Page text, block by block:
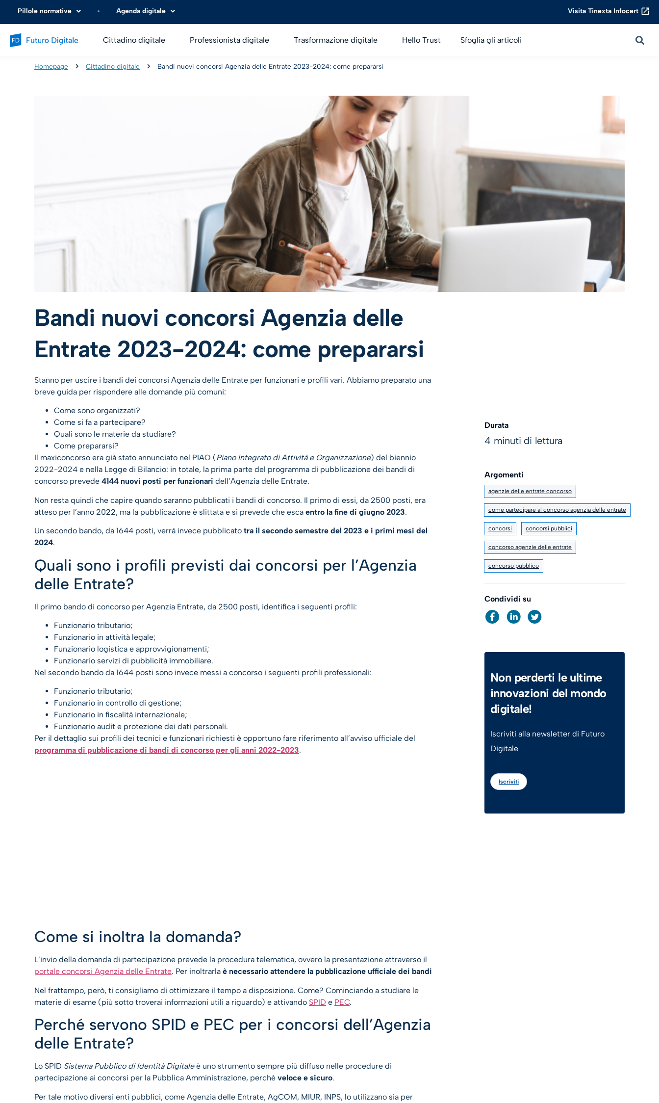
Pillole normative Agenda digitale Visita Tinexta Infocert
Cittadino digitale Professionista digitale Trasformazione digitale Hello Trust Sfoglia gli articoli
Homepage Cittadino digitale Bandi nuovi concorsi Agenzia delle Entrate 2023-2024: come prepararsi
Bandi nuovi concorsi Agenzia delle
Entrate 2023-2024: come prepararsi
Stanno per uscire i bandi dei concorsi Agenzia delle Entrate per funzionari e profili vari. Abbiamo preparato una
breve guida per rispondere alle domande più comuni:
Come sono organizzati?
Come si fa a partecipare?
Quali sono le materie da studiare?
Come prepararsi?
Il maxiconcorso era già stato annunciato nel PIAO (Piano Integrato di Attività e Organizzazione) del biennio
2022-2024 e nella Legge di Bilancio: in totale, la prima parte del programma di pubblicazione dei bandi di
concorso prevede 4144 nuovi posti per funzionari dell’Agenzia delle Entrate.
Non resta quindi che capire quando saranno pubblicati i bandi di concorso. Il primo di essi, da 2500 posti, era
atteso per l’anno 2022, ma la pubblicazione è slittata e si prevede che esca entro la fine di giugno 2023.
Un secondo bando, da 1644 posti, verrà invece pubblicato tra il secondo semestre del 2023 e i primi mesi del
2024.
Quali sono i profili previsti dai concorsi per l’Agenzia
delle Entrate?
Il primo bando di concorso per Agenzia Entrate, da 2500 posti, identifica i seguenti profili:
Funzionario tributario;
Funzionario in attività legale;
Funzionario logistica e approvvigionamenti;
Funzionario servizi di pubblicità immobiliare.
Nel secondo bando da 1644 posti sono invece messi a concorso i seguenti profili professionali:
Funzionario tributario;
Funzionario in controllo di gestione;
Funzionario in fiscalità internazionale;
Funzionario audit e protezione dei dati personali.
Per il dettaglio sui profili dei tecnici e funzionari richiesti è opportuno fare riferimento all’avviso ufficiale del
programma di pubblicazione di bandi di concorso per gli anni 2022-2023.
Come si inoltra la domanda?
L’invio della domanda di partecipazione prevede la procedura telematica, ovvero la presentazione attraverso il
portale concorsi Agenzia delle Entrate. Per inoltrarla è necessario attendere la pubblicazione ufficiale dei bandi
Nel frattempo, però, ti consigliamo di ottimizzare il tempo a disposizione. Come? Cominciando a studiare le
materie di esame (più sotto troverai informazioni utili a riguardo) e attivando SPID e PEC.
Perché servono SPID e PEC per i concorsi dell’Agenzia
delle Entrate?
Lo SPID Sistema Pubblico di Identità Digitaleè uno strumento sempre più diffuso nelle procedure di
partecipazione ai concorsi per la Pubblica Amministrazione, perché veloce e sicuro.
Per tale motivo diversi enti pubblici, come Agenzia delle Entrate, AgCOM, MIUR, INPS, lo utilizzano sia per
Durata
4 minuti di lettura
Argomenti
agenzie delle entrate concorso
come partecipare al concorso agenzia delle entrate
concorsi concorsi pubblici
concorso agenzie delle entrate
concorso pubblico
Condividi su
Non perderti le ultime
innovazioni del mondo
digitale!
Iscriviti alla newsletter di Futuro
Digitale
Iscriviti